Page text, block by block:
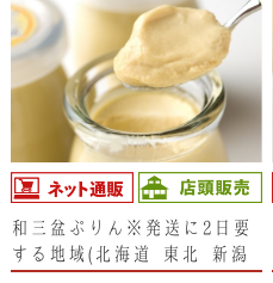
ゼリーといっぱいのフルーツ。
和三盆ぷりん※発送に2日要
する地域(北海道･東北･新潟